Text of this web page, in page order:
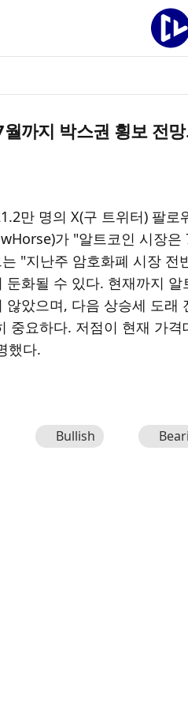
까지 박스권 횡보 전
만 명의 X(구 트위터) 팔
가 "알트코인 시장
"지난주 암호화폐 시장
둔화될 수 있다. 현재까지
않았으며, 다음 상승세 도래
중요하다. 저점이 현재 가
했다.
Bullish